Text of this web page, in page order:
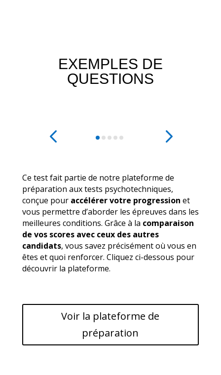
EXEMPLES DE
QUESTIONS
Ce test fait partie de notre plateforme de
préparation aux tests psychotechniques,
conçue pour accélérer votre progression et
vous permettre d’aborder les épreuves dans les
meilleures conditions. Grâce à la comparaison
de vos scores avec ceux des autres
candidats, vous savez précisément où vous en
êtes et quoi renforcer. Cliquez ci-dessous pour
découvrir la plateforme.
Voir la plateforme de
préparation